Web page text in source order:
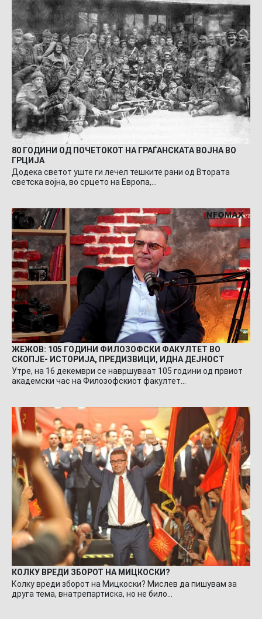
80 ГОДИНИ ОД ПОЧЕТОКОТ НА ГРАЃАНСКАТА ВОЈНА ВО
ГРЦИЈА
Додека светот уште ги лечел тешките рани од Втората
светска војна, во срцето на Европа,…
ЖЕЖОВ: 105 ГОДИНИ ФИЛОЗОФСКИ ФАКУЛТЕТ ВО
СКОПЈЕ- ИСТОРИЈА, ПРЕДИЗВИЦИ, ИДНА ДЕЈНОСТ
Утре, на 16 декември се навршуваат 105 години од првиот
академски час на Филозофскиот факултет…
КОЛКУ ВРЕДИ ЗБОРОТ НА МИЦКОСКИ?
Колку вреди зборот на Мицкоски? Мислев да пишувам за
друга тема, внатрепартиска, но не било…